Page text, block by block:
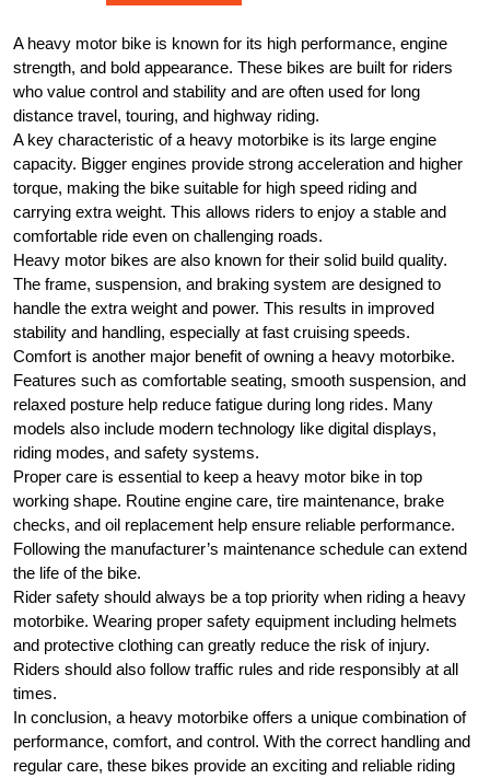
A heavy motor bike is known for its high performance, engine
strength, and bold appearance. These bikes are built for riders
who value control and stability and are often used for long
distance travel, touring, and highway riding.
A key characteristic of a heavy motorbike is its large engine
capacity. Bigger engines provide strong acceleration and higher
torque, making the bike suitable for high speed riding and
carrying extra weight. This allows riders to enjoy a stable and
comfortable ride even on challenging roads.
Heavy motor bikes are also known for their solid build quality.
The frame, suspension, and braking system are designed to
handle the extra weight and power. This results in improved
stability and handling, especially at fast cruising speeds.
Comfort is another major benefit of owning a heavy motorbike.
Features such as comfortable seating, smooth suspension, and
relaxed posture help reduce fatigue during long rides. Many
models also include modern technology like digital displays,
riding modes, and safety systems.
Proper care is essential to keep a heavy motor bike in top
working shape. Routine engine care, tire maintenance, brake
checks, and oil replacement help ensure reliable performance.
Following the manufacturer’s maintenance schedule can extend
the life of the bike.
Rider safety should always be a top priority when riding a heavy
motorbike. Wearing proper safety equipment including helmets
and protective clothing can greatly reduce the risk of injury.
Riders should also follow traffic rules and ride responsibly at all
times.
In conclusion, a heavy motorbike offers a unique combination of
performance, comfort, and control. With the correct handling and
regular care, these bikes provide an exciting and reliable riding